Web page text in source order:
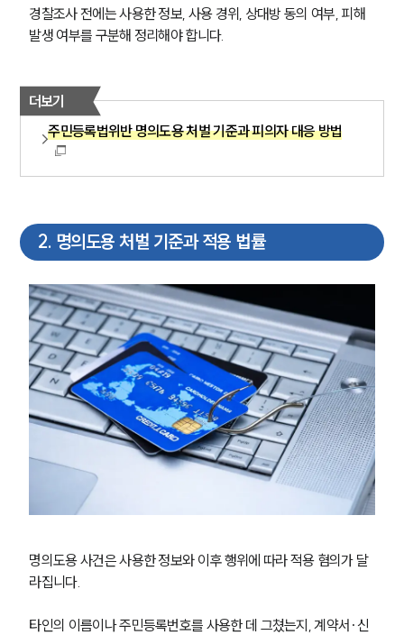
경찰조사 전에는 사용한 정보, 사용 경위, 상대방 동의 여부, 피해
발생 여부를 구분해 정리해야 합니다.
더보기
주민등록법위반 명의도용 처벌 기준과 피의자 대응 방법
2. 명의도용 처벌 기준과 적용 법률
명의도용 사건은 사용한 정보와 이후 행위에 따라 적용 혐의가 달
라집니다.
타인의 이름이나 주민등록번호를 사용한 데 그쳤는지, 계약서·신